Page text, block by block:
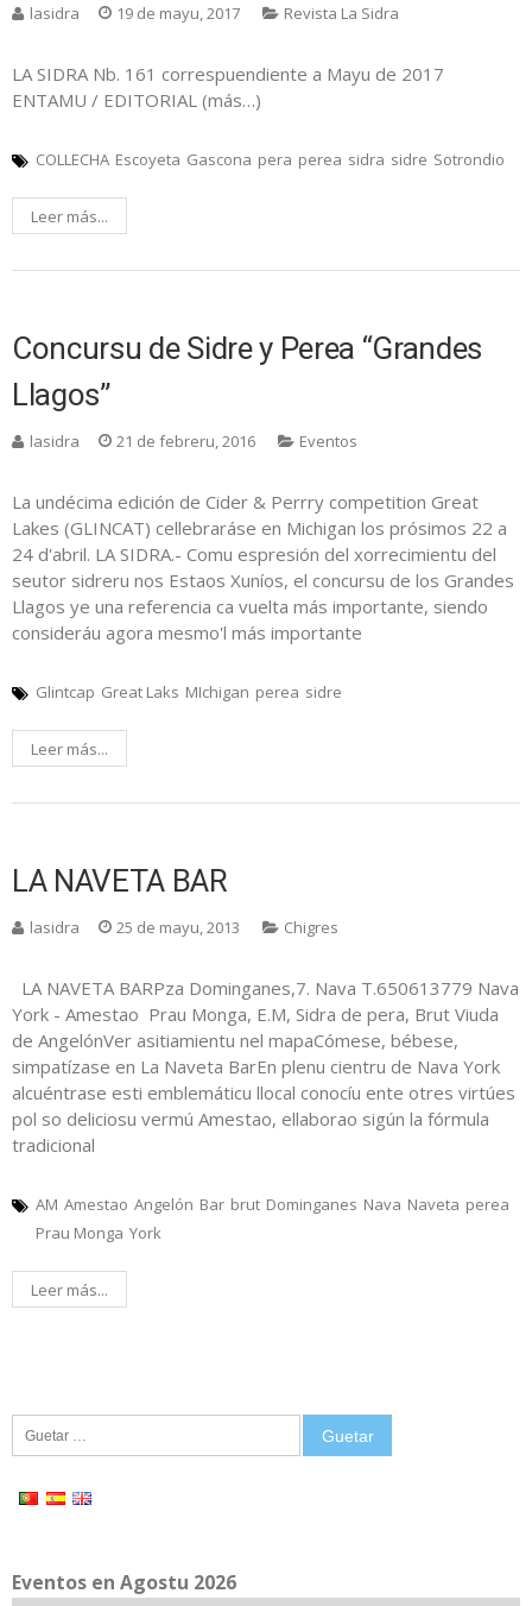
lasidra 19 de mayu, 2017 Revista La Sidra
LA SIDRA Nb. 161 correspuendiente a Mayu de 2017
ENTAMU / EDITORIAL (más…)
COLLECHA Escoyeta Gascona pera perea sidra sidre Sotrondio
Leer más...
Concursu de Sidre y Perea “Grandes
Llagos”
lasidra 21 de febreru, 2016 Eventos
La undécima edición de Cider & Perrry competition Great
Lakes (GLINCAT) cellebraráse en Michigan los prósimos 22 a
24 d'abril. LA SIDRA.- Comu espresión del xorrecimientu del
seutor sidreru nos Estaos Xuníos, el concursu de los Grandes
Llagos ye una referencia ca vuelta más importante, siendo
consideráu agora mesmo'l más importante
Glintcap Great Laks MIchigan perea sidre
Leer más...
LA NAVETA BAR
lasidra 25 de mayu, 2013 Chigres
LA NAVETA BARPza Dominganes,7. Nava T.650613779 Nava
York - Amestao Prau Monga, E.M, Sidra de pera, Brut Viuda
de AngelónVer asitiamientu nel mapaCómese, bébese,
simpatízase en La Naveta BarEn plenu cientru de Nava York
alcuéntrase esti emblemáticu llocal conocíu ente otres virtúes
pol so deliciosu vermú Amestao, ellaborao sigún la fórmula
tradicional
AM Amestao Angelón Bar brut Dominganes Nava Naveta perea
Prau Monga York
Leer más...
Eventos en Agostu 2026